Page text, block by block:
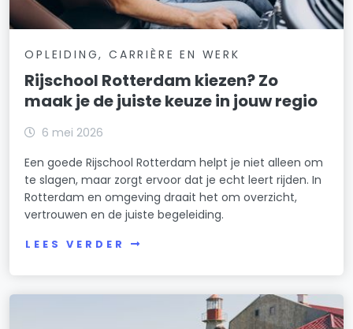
OPLEIDING, CARRIÈRE EN WERK
Rijschool Rotterdam kiezen? Zo
maak je de juiste keuze in jouw regio
6 mei 2026
Een goede Rijschool Rotterdam helpt je niet alleen om
te slagen, maar zorgt ervoor dat je echt leert rijden. In
Rotterdam en omgeving draait het om overzicht,
vertrouwen en de juiste begeleiding.
LEES VERDER